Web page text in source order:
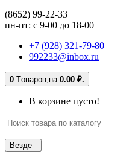
(8652) 99-22-33
пн-пт: с 9-00 до 18-00
+7 (928) 321-79-80
992233@inbox.ru
0 Tоваров, на 0.00 ₽.
В корзине пусто!
Везде